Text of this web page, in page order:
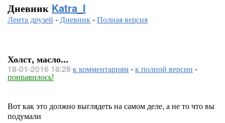
Дневник Katra_I
Лента друзей -Дневник-Полная версия
Холст, масло...
18-01-2016 16:28 к комментариям-к полной версии -
понравилось!
Вот как это должно выглядеть на самом деле, а не то что вы
подумали